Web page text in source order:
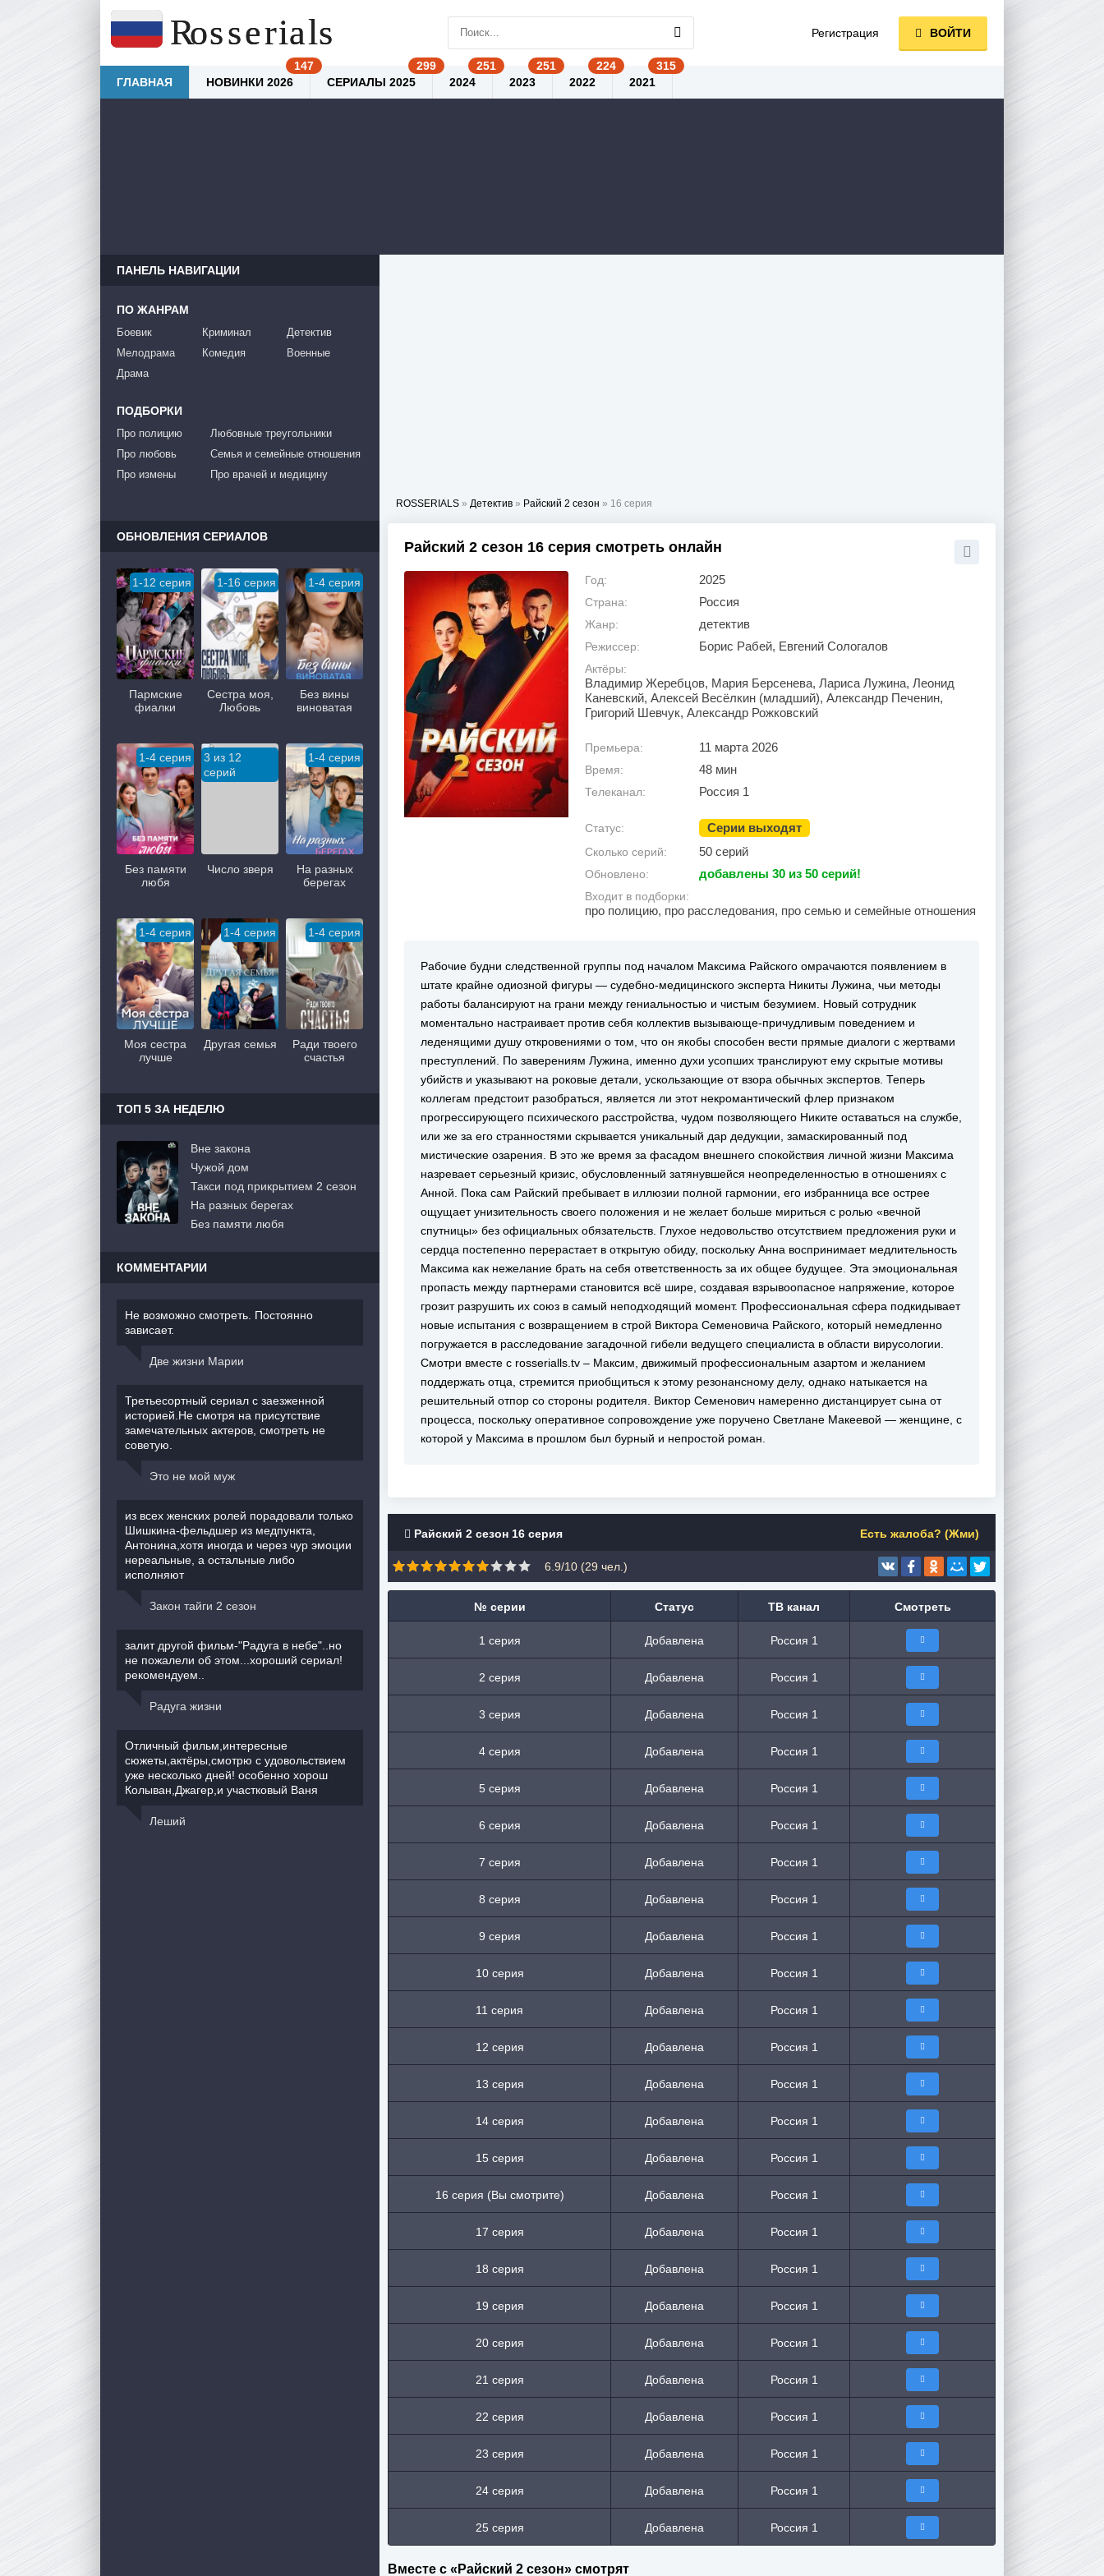
ROSSERIALS » Детектив » Райский 2 сезон » 16 серия
Райский 2 сезон 16 серия смотреть онлайн
Год: 2025
Страна: Россия
Жанр: детектив
Режиссер: Борис Рабей, Евгений Сологалов
Актёры:
Владимир Жеребцов, Мария Берсенева, Лариса Лужина, Леонид
Каневский, Алексей Весёлкин (младший), Александр Печенин,
Григорий Шевчук, Александр Рожковский
Премьера: 11 марта 2026
Время: 48 мин
Телеканал: Россия 1
Статус: Серии выходят
Сколько серий: 50 серий
Обновлено: добавлены 30 из 50 серий!
Входит в подборки:
про полицию, про расследования, про семью и семейные отношения
Рабочие будни следственной группы под началом Максима Райского омрачаются появлением в
штате крайне одиозной фигуры — судебно-медицинского эксперта Никиты Лужина, чьи методы
работы балансируют на грани между гениальностью и чистым безумием. Новый сотрудник
моментально настраивает против себя коллектив вызывающе-причудливым поведением и
леденящими душу откровениями о том, что он якобы способен вести прямые диалоги с жертвами
преступлений. По заверениям Лужина, именно духи усопших транслируют ему скрытые мотивы
убийств и указывают на роковые детали, ускользающие от взора обычных экспертов. Теперь
коллегам предстоит разобраться, является ли этот некромантический флер признаком
прогрессирующего психического расстройства, чудом позволяющего Никите оставаться на службе,
или же за его странностями скрывается уникальный дар дедукции, замаскированный под
мистические озарения. В это же время за фасадом внешнего спокойствия личной жизни Максима
назревает серьезный кризис, обусловленный затянувшейся неопределенностью в отношениях с
Анной. Пока сам Райский пребывает в иллюзии полной гармонии, его избранница все острее
ощущает унизительность своего положения и не желает больше мириться с ролью «вечной
спутницы» без официальных обязательств. Глухое недовольство отсутствием предложения руки и
сердца постепенно перерастает в открытую обиду, поскольку Анна воспринимает медлительность
Максима как нежелание брать на себя ответственность за их общее будущее. Эта эмоциональная
пропасть между партнерами становится всё шире, создавая взрывоопасное напряжение, которое
грозит разрушить их союз в самый неподходящий момент. Профессиональная сфера подкидывает
новые испытания с возвращением в строй Виктора Семеновича Райского, который немедленно
погружается в расследование загадочной гибели ведущего специалиста в области вирусологии.
Смотри вместе с rosserialls.tv – Максим, движимый профессиональным азартом и желанием
поддержать отца, стремится приобщиться к этому резонансному делу, однако натыкается на
решительный отпор со стороны родителя. Виктор Семенович намеренно дистанцирует сына от
процесса, поскольку оперативное сопровождение уже поручено Светлане Макеевой — женщине, с
которой у Максима в прошлом был бурный и непростой роман.
Райский 2 сезон 16 серия Есть жалоба? (Жми)
6.9/10 (29 чел.)
№ серии Статус ТВ канал Смотреть
1 серия Добавлена Россия 1
2 серия Добавлена Россия 1
3 серия Добавлена Россия 1
4 серия Добавлена Россия 1
5 серия Добавлена Россия 1
6 серия Добавлена Россия 1
7 серия Добавлена Россия 1
8 серия Добавлена Россия 1
9 серия Добавлена Россия 1
10 серия Добавлена Россия 1
11 серия Добавлена Россия 1
12 серия Добавлена Россия 1
13 серия Добавлена Россия 1
14 серия Добавлена Россия 1
15 серия Добавлена Россия 1
16 серия (Вы смотрите) Добавлена Россия 1
17 серия Добавлена Россия 1
18 серия Добавлена Россия 1
19 серия Добавлена Россия 1
20 серия Добавлена Россия 1
21 серия Добавлена Россия 1
22 серия Добавлена Россия 1
23 серия Добавлена Россия 1
24 серия Добавлена Россия 1
25 серия Добавлена Россия 1
Вместе с «Райский 2 сезон» смотрят
ПАНЕЛЬ НАВИГАЦИИ
ПО ЖАНРАМ
Боевик
Мелодрама
Драма
Криминал
Комедия
Детектив
Военные
ПОДБОРКИ
Про полицию
Про любовь
Про измены
Любовные треугольники
Семья и семейные отношения
Про врачей и медицину
ОБНОВЛЕНИЯ СЕРИАЛОВ
1-12 серия
Пармские
фиалки
1-16 серия
Сестра моя,
Любовь
1-4 серия
Без вины
виноватая
1-4 серия
Без памяти
любя
3 из 12
серий
Число зверя
1-4 серия
На разных
берегах
1-4 серия
Моя сестра
лучше
1-4 серия
Другая семья
1-4 серия
Ради твоего
счастья
ТОП 5 ЗА НЕДЕЛЮ
Вне закона
Чужой дом
Такси под прикрытием 2 сезон
На разных берегах
Без памяти любя
КОММЕНТАРИИ
Не возможно смотреть. Постоянно
зависает.
Две жизни Марии
Третьесортный сериал с заезженной
историей.Не смотря на присутствие
замечательных актеров, смотреть не
советую.
Это не мой муж
из всех женских ролей порадовали только
Шишкина-фельдшер из медпункта,
Антонина,хотя иногда и через чур эмоции
нереальные, а остальные либо
исполняют
Закон тайги 2 сезон
залит другой фильм-"Радуга в небе"..но
не пожалели об этом...хороший сериал!
рекомендуем..
Радуга жизни
Отличный фильм,интересные
сюжеты,актёры,смотрю с удовольствием
уже несколько дней! особенно хорош
Колыван,Джагер,и участковый Ваня
Леший
Регистрация ВОЙТИ
ГЛАВНАЯ НОВИНКИ 2026 СЕРИАЛЫ 2025 2024 2023 2022 2021